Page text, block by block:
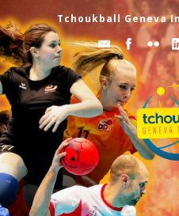
Tchoukball Geneva